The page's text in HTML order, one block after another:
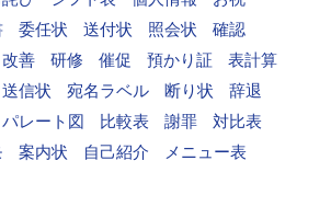
委任状 送付状 照会状
確認
改善 研修 催促 預かり証
表計算
送信状 宛名ラベル 断り状
辞退
パレート図 比較表 謝罪
対比表
案内状 自己紹介 メニュー表